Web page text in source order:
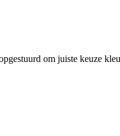
om juiste keuze